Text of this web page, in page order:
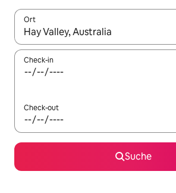
Ort
Wenn Ergebnisse verfügbar sind,
Check-in
Check-out
Suche